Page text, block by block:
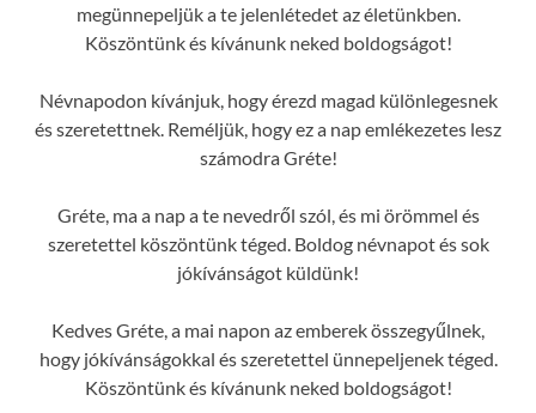
megünnepeljük a te jelenlétedet az életünkben.
Köszöntünk és kívánunk neked boldogságot!
Névnapodon kívánjuk, hogy érezd magad különlegesnek
és szeretettnek. Reméljük, hogy ez a nap emlékezetes lesz
számodra Gréte!
Gréte, ma a nap a te nevedről szól, és mi örömmel és
szeretettel köszöntünk téged. Boldog névnapot és sok
jókívánságot küldünk!
Kedves Gréte, a mai napon az emberek összegyűlnek,
hogy jókívánságokkal és szeretettel ünnepeljenek téged.
Köszöntünk és kívánunk neked boldogságot!